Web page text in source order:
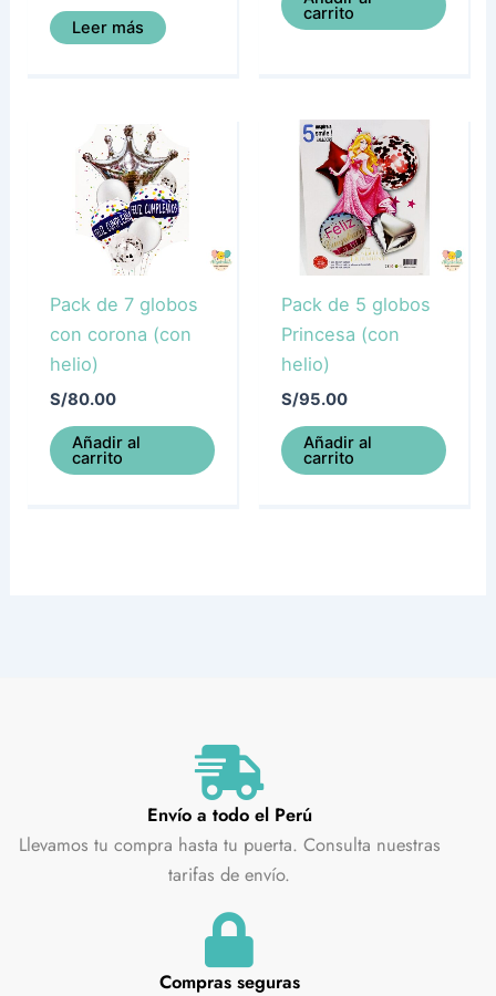
Leer más
carrito
Pack de 7 globos
con corona (con
helio)
S/80.00
Añadir al
carrito
Pack de 5 globos
Princesa (con
helio)
S/95.00
Añadir al
carrito
Envío a todo el Perú
Llevamos tu compra hasta tu puerta. Consulta nuestras
tarifas de envío.
Compras seguras